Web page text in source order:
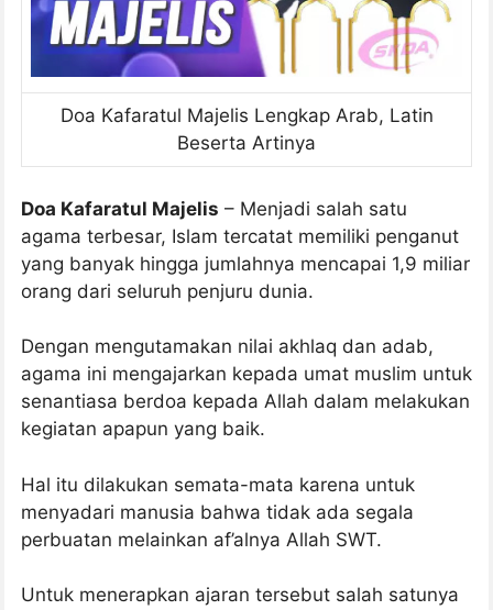
Doa Kafaratul Majelis Lengkap Arab, Latin
Beserta Artinya
Doa Kafaratul Majelis – Menjadi salah satu
agama terbesar, Islam tercatat memiliki penganut
yang banyak hingga jumlahnya mencapai 1,9 miliar
orang dari seluruh penjuru dunia.
Dengan mengutamakan nilai akhlaq dan adab,
agama ini mengajarkan kepada umat muslim untuk
senantiasa berdoa kepada Allah dalam melakukan
kegiatan apapun yang baik.
Hal itu dilakukan semata-mata karena untuk
menyadari manusia bahwa tidak ada segala
perbuatan melainkan af’alnya Allah SWT.
Untuk menerapkan ajaran tersebut salah satunya